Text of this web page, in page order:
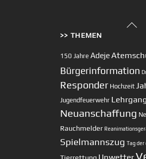
Back
>> THEMEN
150 Jahre Adeje
Bürgerinformation
Responder Hochzeit
Jugendfeuerwehr
Neuanschaffung
Rauchmelder
Spielmannszug Tag
Tierrettung Unwetter